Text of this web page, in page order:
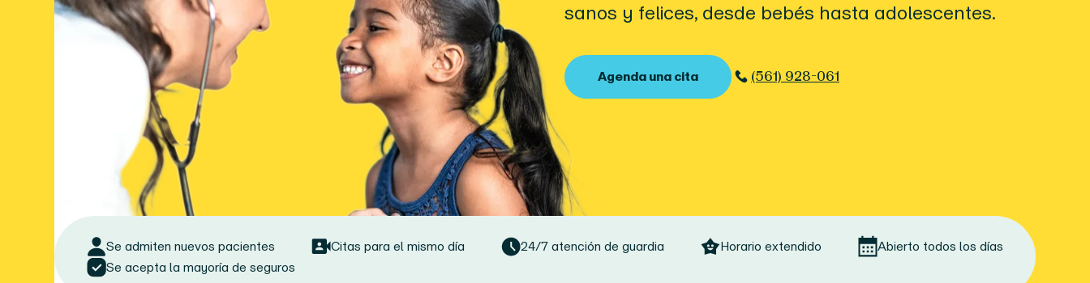
sanos y felices, desde bebés hasta adolescentes.
Agenda una cita (561) 928-061
Se admiten nuevos pacientes Citas para el mismo día 24/7 atención de guardia Horario extendido
Abierto todos los días
Se acepta la mayoría de seguros